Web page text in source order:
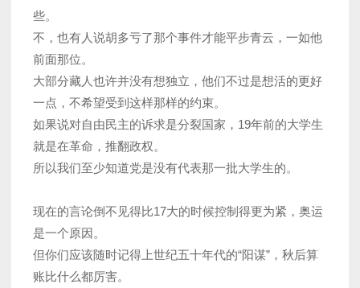
些。
不，也有人说胡多亏了那个事件才能平步青云，一如他
前面那位。
大部分藏人也许并没有想独立，他们不过是想活的更好
一点，不希望受到这样那样的约束。
如果说对自由民主的诉求是分裂国家，19年前的大学生
就是在革命，推翻政权。
所以我们至少知道党是没有代表那一批大学生的。
现在的言论倒不见得比17大的时候控制得更为紧，奥运
是一个原因。
但你们应该随时记得上世纪五十年代的“阳谋”，秋后算
账比什么都厉害。